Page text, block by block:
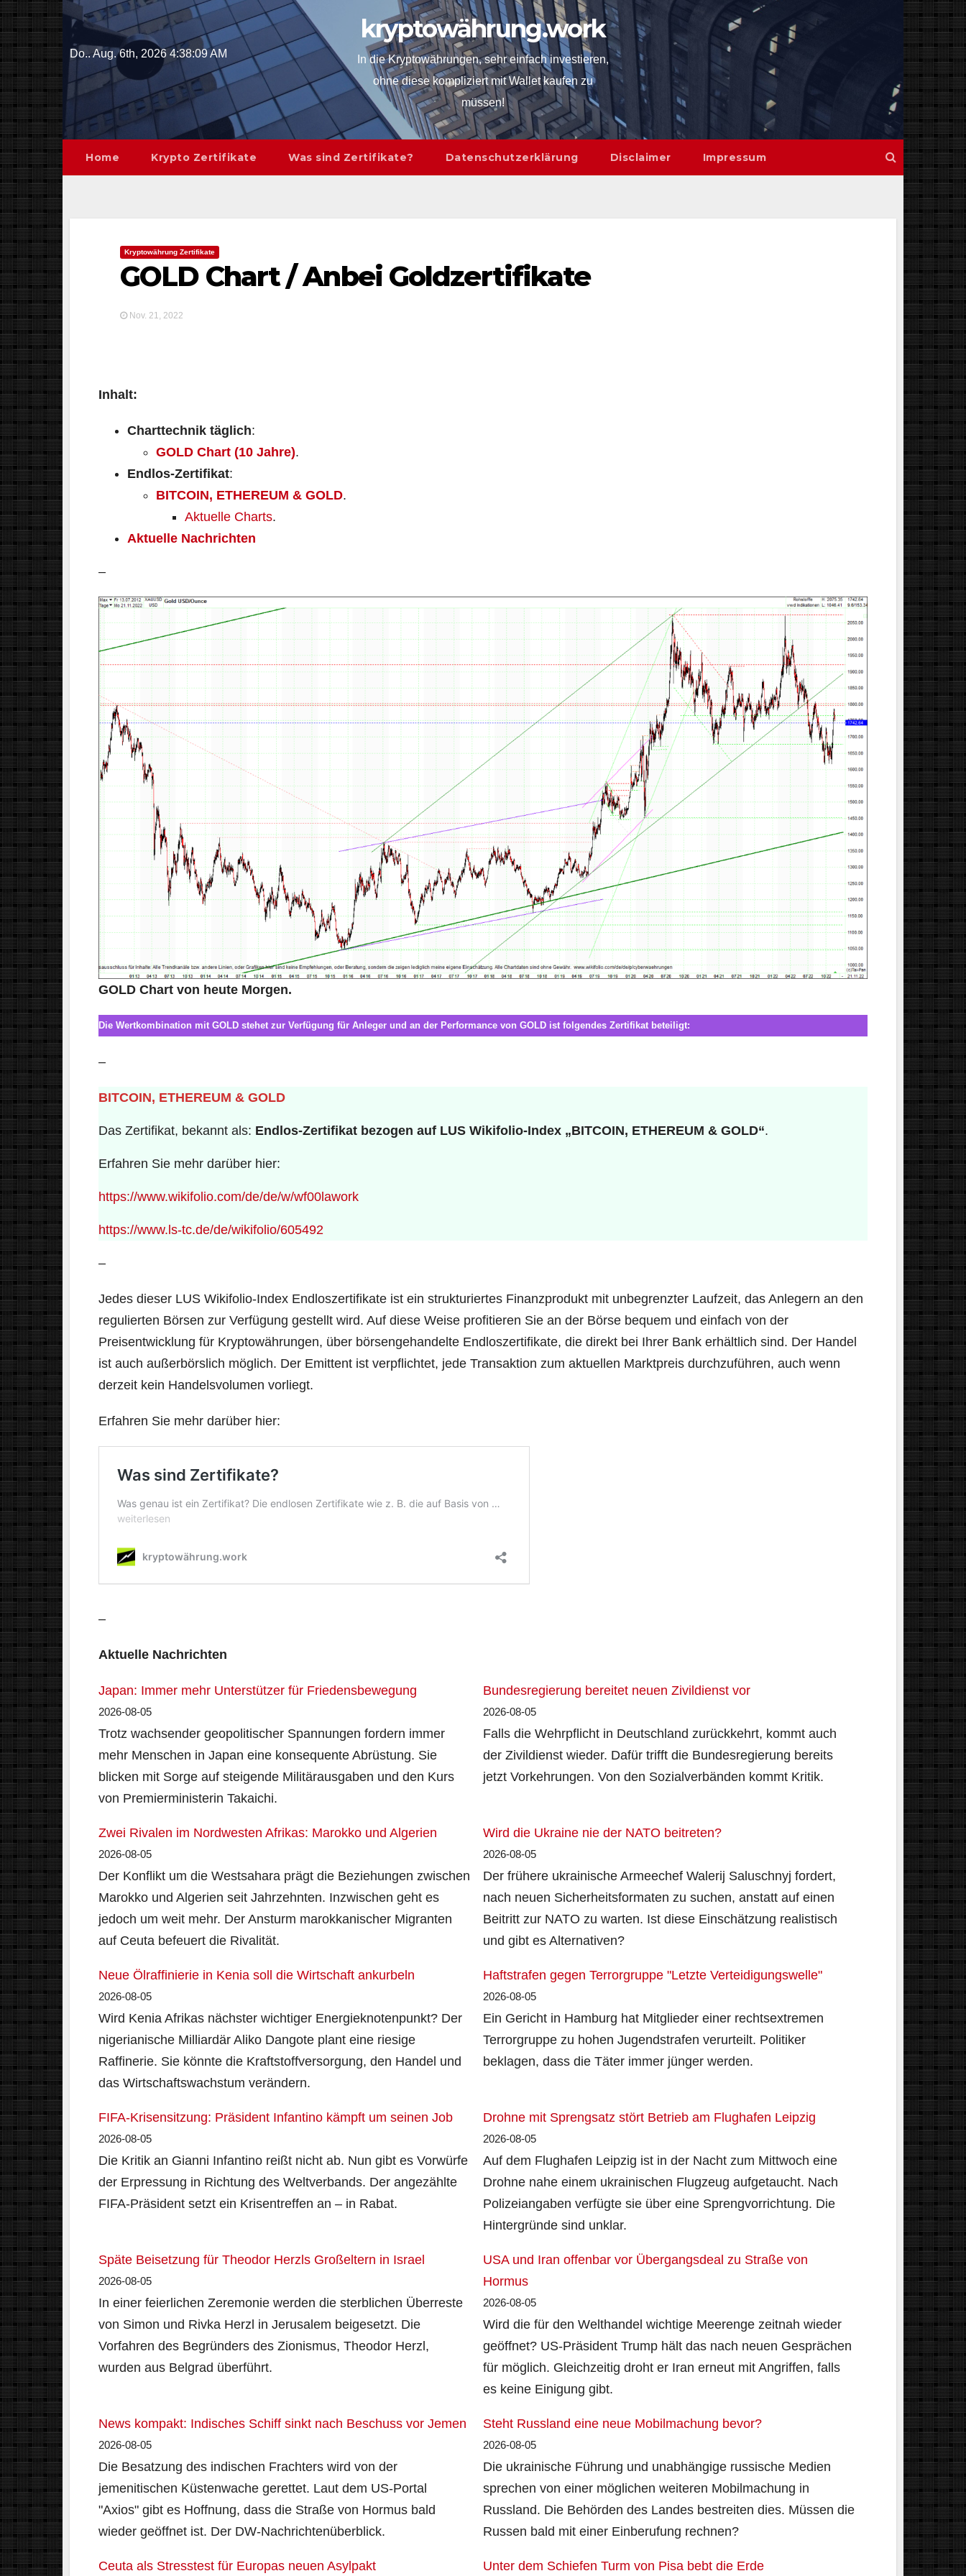
Skip
to
content
Do.. Aug. 6th, 2026 4:38:10 AM
kryptowährung.work
In die Kryptowährungen, sehr einfach investieren,
ohne diese kompliziert mit Wallet kaufen zu
müssen!
Home Krypto Zertifikate Was sind Zertifikate? Datenschutzerklärung Disclaimer Impressum
Kryptowährung Zertifikate
GOLD Chart / Anbei Goldzertifikate
Nov. 21, 2022
Inhalt:
Charttechnik täglich:
GOLD Chart (10 Jahre).
Endlos-Zertifikat:
BITCOIN, ETHEREUM & GOLD.
Aktuelle Charts.
Aktuelle Nachrichten
–
GOLD Chart von heute Morgen.
Die Wertkombination mit GOLD stehet zur Verfügung für Anleger und an der Performance von GOLD ist folgendes Zertifikat beteiligt:
–
BITCOIN, ETHEREUM & GOLD
Das Zertifikat, bekannt als: Endlos-Zertifikat bezogen auf LUS Wikifolio-Index „BITCOIN, ETHEREUM & GOLD“.
Erfahren Sie mehr darüber hier:
https://www.wikifolio.com/de/de/w/wf00lawork
https://www.ls-tc.de/de/wikifolio/605492
–
Jedes dieser LUS Wikifolio-Index Endloszertifikate ist ein strukturiertes Finanzprodukt mit unbegrenzter Laufzeit, das Anlegern an den
regulierten Börsen zur Verfügung gestellt wird. Auf diese Weise profitieren Sie an der Börse bequem und einfach von der
Preisentwicklung für Kryptowährungen, über börsengehandelte Endloszertifikate, die direkt bei Ihrer Bank erhältlich sind. Der Handel
ist auch außerbörslich möglich. Der Emittent ist verpflichtet, jede Transaktion zum aktuellen Marktpreis durchzuführen, auch wenn
derzeit kein Handelsvolumen vorliegt.
Erfahren Sie mehr darüber hier:
–
Aktuelle Nachrichten
Japan: Immer mehr Unterstützer für Friedensbewegung
2026-08-05
Trotz wachsender geopolitischer Spannungen fordern immer
mehr Menschen in Japan eine konsequente Abrüstung. Sie
blicken mit Sorge auf steigende Militärausgaben und den Kurs
von Premierministerin Takaichi.
Bundesregierung bereitet neuen Zivildienst vor
2026-08-05
Falls die Wehrpflicht in Deutschland zurückkehrt, kommt auch
der Zivildienst wieder. Dafür trifft die Bundesregierung bereits
jetzt Vorkehrungen. Von den Sozialverbänden kommt Kritik.
Zwei Rivalen im Nordwesten Afrikas: Marokko und Algerien
2026-08-05
Der Konflikt um die Westsahara prägt die Beziehungen zwischen
Marokko und Algerien seit Jahrzehnten. Inzwischen geht es
jedoch um weit mehr. Der Ansturm marokkanischer Migranten
auf Ceuta befeuert die Rivalität.
Wird die Ukraine nie der NATO beitreten?
2026-08-05
Der frühere ukrainische Armeechef Walerij Saluschnyj fordert,
nach neuen Sicherheitsformaten zu suchen, anstatt auf einen
Beitritt zur NATO zu warten. Ist diese Einschätzung realistisch
und gibt es Alternativen?
Neue Ölraffinierie in Kenia soll die Wirtschaft ankurbeln
2026-08-05
Wird Kenia Afrikas nächster wichtiger Energieknotenpunkt? Der
nigerianische Milliardär Aliko Dangote plant eine riesige
Raffinerie. Sie könnte die Kraftstoffversorgung, den Handel und
das Wirtschaftswachstum verändern.
Haftstrafen gegen Terrorgruppe "Letzte Verteidigungswelle"
2026-08-05
Ein Gericht in Hamburg hat Mitglieder einer rechtsextremen
Terrorgruppe zu hohen Jugendstrafen verurteilt. Politiker
beklagen, dass die Täter immer jünger werden.
FIFA-Krisensitzung: Präsident Infantino kämpft um seinen Job
2026-08-05
Die Kritik an Gianni Infantino reißt nicht ab. Nun gibt es Vorwürfe
der Erpressung in Richtung des Weltverbands. Der angezählte
FIFA-Präsident setzt ein Krisentreffen an – in Rabat.
Drohne mit Sprengsatz stört Betrieb am Flughafen Leipzig
2026-08-05
Auf dem Flughafen Leipzig ist in der Nacht zum Mittwoch eine
Drohne nahe einem ukrainischen Flugzeug aufgetaucht. Nach
Polizeiangaben verfügte sie über eine Sprengvorrichtung. Die
Hintergründe sind unklar.
Späte Beisetzung für Theodor Herzls Großeltern in Israel
2026-08-05
In einer feierlichen Zeremonie werden die sterblichen Überreste
von Simon und Rivka Herzl in Jerusalem beigesetzt. Die
Vorfahren des Begründers des Zionismus, Theodor Herzl,
wurden aus Belgrad überführt.
USA und Iran offenbar vor Übergangsdeal zu Straße von
Hormus
2026-08-05
Wird die für den Welthandel wichtige Meerenge zeitnah wieder
geöffnet? US-Präsident Trump hält das nach neuen Gesprächen
für möglich. Gleichzeitig droht er Iran erneut mit Angriffen, falls
es keine Einigung gibt.
News kompakt: Indisches Schiff sinkt nach Beschuss vor Jemen
2026-08-05
Die Besatzung des indischen Frachters wird von der
jemenitischen Küstenwache gerettet. Laut dem US-Portal
"Axios" gibt es Hoffnung, dass die Straße von Hormus bald
wieder geöffnet ist. Der DW-Nachrichtenüberblick.
Steht Russland eine neue Mobilmachung bevor?
2026-08-05
Die ukrainische Führung und unabhängige russische Medien
sprechen von einer möglichen weiteren Mobilmachung in
Russland. Die Behörden des Landes bestreiten dies. Müssen die
Russen bald mit einer Einberufung rechnen?
Ceuta als Stresstest für Europas neuen Asylpakt Unter dem Schiefen Turm von Pisa bebt die Erde